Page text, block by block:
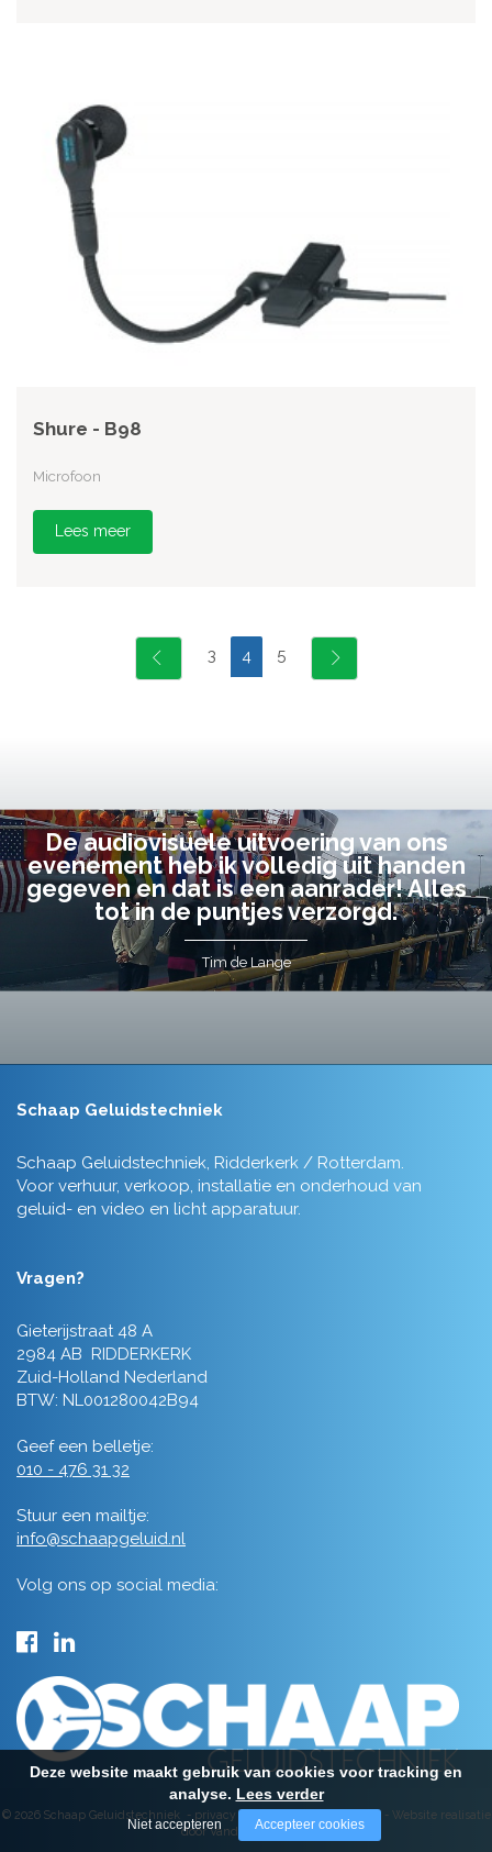
Shure - B98
Microfoon
Lees meer
3 4 5
De audiovisuele uitvoering van ons
evenement heb ik volledig uit handen
gegeven en dat is een aanrader! Alles
tot in de puntjes verzorgd.
Tim de Lange
Schaap Geluidstechniek
Schaap Geluidstechniek, Ridderkerk / Rotterdam.
Voor verhuur, verkoop, installatie en onderhoud van
geluid- en video en licht apparatuur.
Vragen?
Gieterijstraat 48 A
2984 AB RIDDERKERK
Zuid-Holland Nederland
BTW: NL001280042B94
Geef een belletje:
010 - 476 31 32
Stuur een mailtje:
info@schaapgeluid.nl
Volg ons op social media:
© 2026 Schaap Geluidstechniek - privacy - algemene voorwaarden- Website realisatie
door Vanderperk Groep
Deze website maakt gebruik van cookies voor tracking en
analyse. Lees verder
Niet accepteren Accepteer cookies